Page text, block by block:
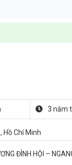
3 năm
Hồ Chí Minh
ĐÌNH HỘI –